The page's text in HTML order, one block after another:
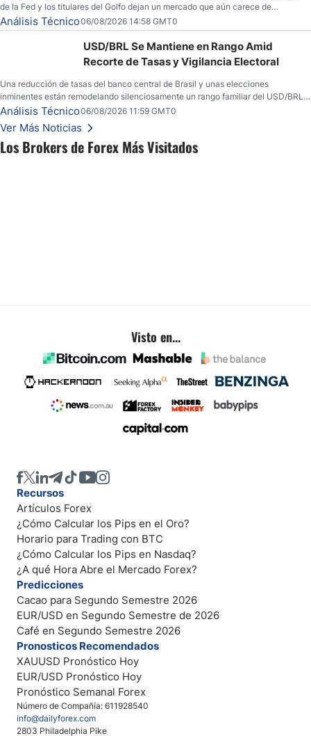
Los Brokers de Forex Más Visitados
de la Fed y los titulares del Golfo dejan un mercado que aún carece de
convicción real.
Análisis Técnico06/08/2026 14:58 GMT0
USD/BRL Se Mantiene en Rango Amid
Recorte de Tasas y Vigilancia Electoral
Una reducción de tasas del banco central de Brasil y unas elecciones
inminentes están remodelando silenciosamente un rango familiar del USD/BRL.
Una reducción de tasas por parte del banco central de Brasil y unas elecciones
inminentes están remodelando silenciosamente un rango familiar del USD/BRL.
Esto es lo que los traders están observando a continuación.
Análisis Técnico06/08/2026 11:59 GMT0
Ver Más Noticias
Visto en...
Número de Compañía: 611928540
info@dailyforex.com
2803 Philadelphia Pike
Recursos
Artículos Forex
¿Cómo Calcular los Pips en el Oro?
Horario para Trading con BTC
¿Cómo Calcular los Pips en Nasdaq?
¿A qué Hora Abre el Mercado Forex?
Predicciones
Cacao para Segundo Semestre 2026
EUR/USD en Segundo Semestre de 2026
Café en Segundo Semestre 2026
Pronosticos Recomendados
XAUUSD Pronóstico Hoy
EUR/USD Pronóstico Hoy
Pronóstico Semanal Forex